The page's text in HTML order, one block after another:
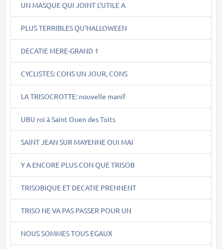
UN MASQUE QUI JOINT L'UTILE A
PLUS TERRIBLES QU'HALLOWEEN
DECATIE MERE-GRAND 1
CYCLISTES: CONS UN JOUR, CONS
LA TRISOCROTTE: nouvelle manif
UBU roi à Saint Ouen des Toits
SAINT JEAN SUR MAYENNE OUI MAI
Y A ENCORE PLUS CON QUE TRISOB
TRISOBIQUE ET DECATIE PRENNENT
TRISO NE VA PAS PASSER POUR UN
NOUS SOMMES TOUS EGAUX